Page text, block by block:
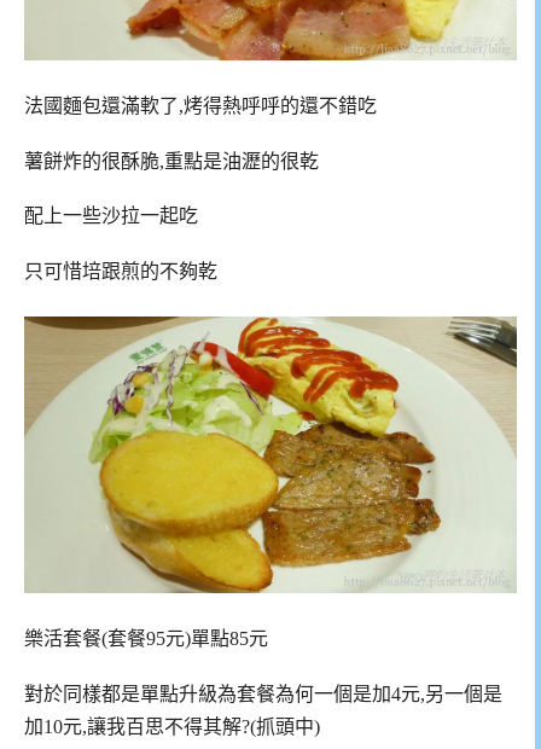
法國麵包還滿軟了,烤得熱呼呼的還不錯吃
薯餅炸的很酥脆,重點是油瀝的很乾
配上一些沙拉一起吃
只可惜培跟煎的不夠乾
樂活套餐(套餐95元)單點85元
對於同樣都是單點升級為套餐為何一個是加4元,另一個是
加10元,讓我百思不得其解?(抓頭中)